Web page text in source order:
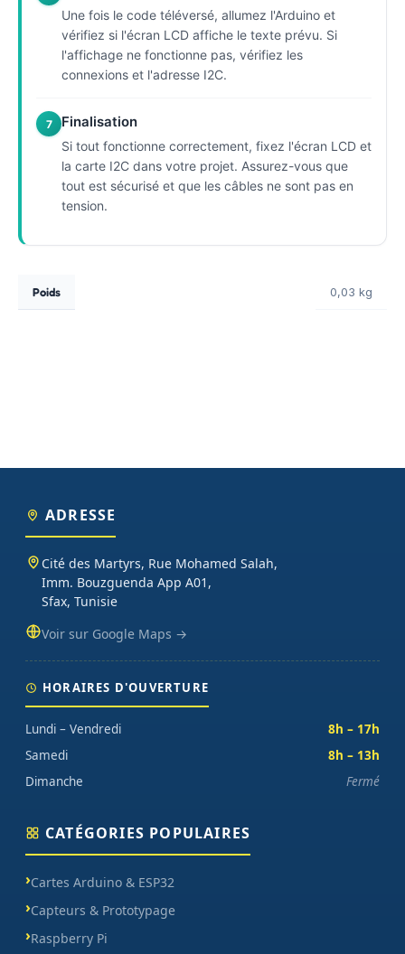
Une fois le code téléversé, allumez l'Arduino et
vérifiez si l'écran LCD affiche le texte prévu. Si
l'affichage ne fonctionne pas, vérifiez les
connexions et l'adresse I2C.
7 Finalisation
Si tout fonctionne correctement, fixez l'écran LCD et
la carte I2C dans votre projet. Assurez-vous que
tout est sécurisé et que les câbles ne sont pas en
tension.
Poids 0,03 kg
ADRESSE
Cité des Martyrs, Rue Mohamed Salah,
Imm. Bouzguenda App A01,
Sfax, Tunisie
Voir sur Google Maps →
HORAIRES D'OUVERTURE
Lundi – Vendredi
8h – 17h
Samedi
8h – 13h
Dimanche
Fermé
CATÉGORIES POPULAIRES
Cartes Arduino & ESP32
Capteurs & Prototypage
Raspberry Pi